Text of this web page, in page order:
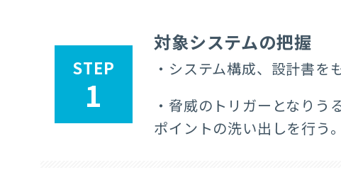
STEP
1
対象システムの把握
・システム構成、設計書を
・脅威のトリガーとなり
ポイントの洗い出しを行う。​